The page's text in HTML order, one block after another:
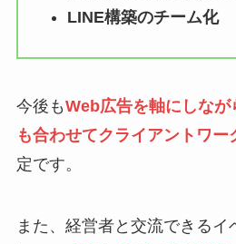
LINE構築のチーム化
今後もWeb広告を軸にしな
も合わせてクライアントワー
定です。
また、経営者と交流できる